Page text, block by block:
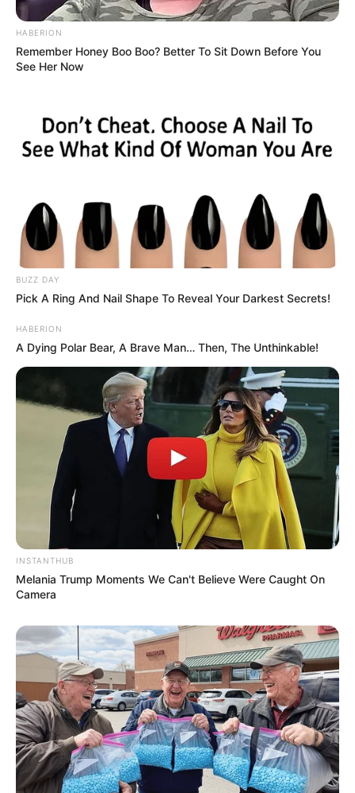
HABERION
Remember Honey Boo Boo? Better To Sit Down Before You
See Her Now
BUZZ DAY
Pick A Ring And Nail Shape To Reveal Your Darkest Secrets!
HABERION
A Dying Polar Bear, A Brave Man… Then, The Unthinkable!
INSTANTHUB
Melania Trump Moments We Can't Believe Were Caught On
Camera